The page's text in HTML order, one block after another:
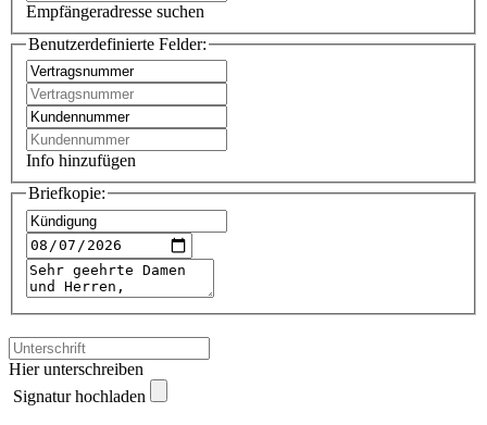
Empfängeradresse suchen
Benutzerdefinierte Felder:
Info hinzufügen
Briefkopie:
Hier unterschreiben
Signatur hochladen